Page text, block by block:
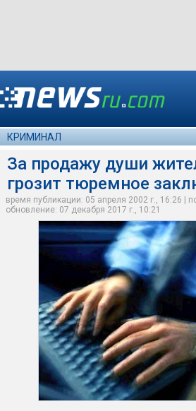
КРИМИНАЛ
За продажу души
грозит тюремное
время публикации: 05 апреля 2002 г., 16:26 |
обновление: 07 декабря 2017 г., 10:21